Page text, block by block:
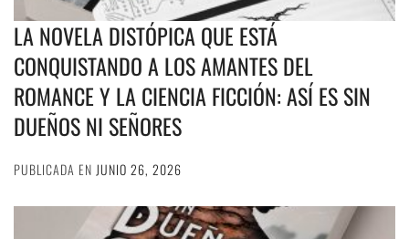
LA NOVELA DISTÓPICA QUE ESTÁ
CONQUISTANDO A LOS AMANTES DEL
ROMANCE Y LA CIENCIA FICCIÓN: ASÍ ES SIN
DUEÑOS NI SEÑORES
PUBLICADA EN JUNIO 26, 2026